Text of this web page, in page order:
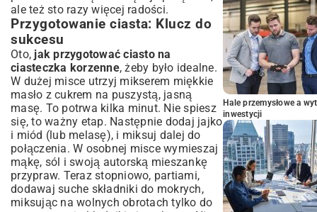
ale też sto razy więcej radości.
Przygotowanie ciasta: Klucz do
sukcesu
Oto, jak przygotować ciasto na
ciasteczka korzenne, żeby było idealne.
W dużej misce utrzyj mikserem miękkie
masło z cukrem na puszystą, jasną
masę. To potrwa kilka minut. Nie spiesz
się, to ważny etap. Następnie dodaj jajko
i miód (lub melasę), i miksuj dalej do
połączenia. W osobnej misce wymieszaj
mąkę, sól i swoją autorską mieszankę
przypraw. Teraz stopniowo, partiami,
dodawaj suche składniki do mokrych,
miksując na wolnych obrotach tylko do
Hale przemysłowe a
inwestycji